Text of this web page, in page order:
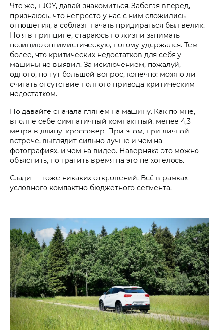
Что же, i‑JOY, давай знакомиться. Забегая вперёд,
признаюсь, что непросто у нас с ним сложились
отношения, а соблазн начать придираться был велик.
Но я в принципе, стараюсь по жизни занимать
позицию оптимистическую, потому удержался. Тем
более, что критических недостатков для себя у
машины не выявил. За исключением, пожалуй,
одного, но тут большой вопрос, конечно: можно ли
считать отсутствие полного привода критическим
недостатком.
Но давайте сначала глянем на машину. Как по мне,
вполне себе симпатичный компактный, менее 4,3
метра в длину, кроссовер. При этом, при личной
встрече, выглядит сильно лучше и чем на
фотографиях, и чем на видео. Наверняка это можно
объяснить, но тратить время на это не хотелось.
Сзади — тоже никаких откровений. Всё в рамках
условного компактно-бюджетного сегмента.